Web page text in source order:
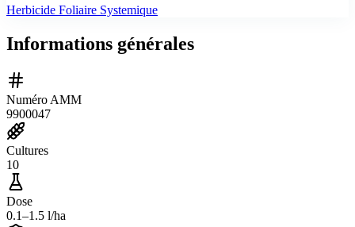
Herbicide Foliaire Systemique
Informations générales
Numéro AMM
9900047
Cultures
10
Dose
0.1–1.5 l/ha